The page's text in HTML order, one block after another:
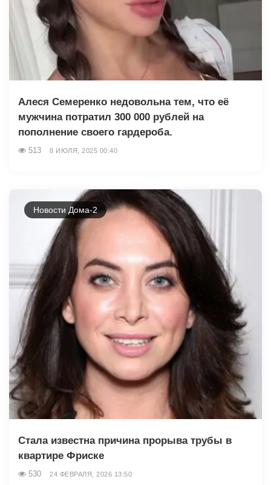
Алеся Семеренко недовольна тем, что её
мужчина потратил 300 000 рублей на
пополнение своего гардероба.
513 8 ИЮЛЯ, 2025 00:40
Новости Дома-2
Стала известна причина прорыва трубы в
квартире Фриске
530 24 ФЕВРАЛЯ, 2026 13:50